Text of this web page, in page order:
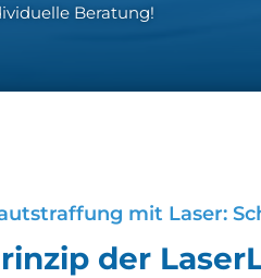
Beratung!
mit Laser:
der